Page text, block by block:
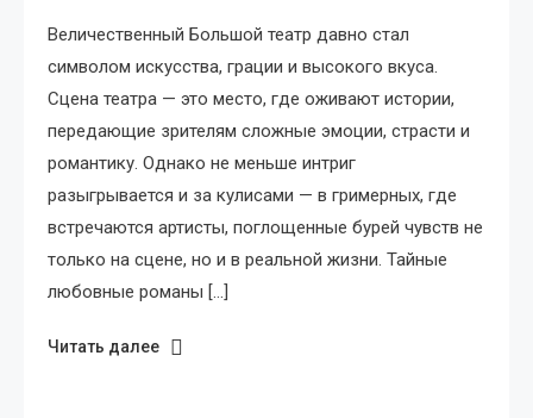
Величественный Большой театр давно стал
символом искусства, грации и высокого вкуса.
Сцена театра — это место, где оживают истории,
передающие зрителям сложные эмоции, страсти и
романтику. Однако не меньше интриг
разыгрывается и за кулисами — в гримерных, где
встречаются артисты, поглощенные бурей чувств не
только на сцене, но и в реальной жизни. Тайные
любовные романы […]
Читать далее